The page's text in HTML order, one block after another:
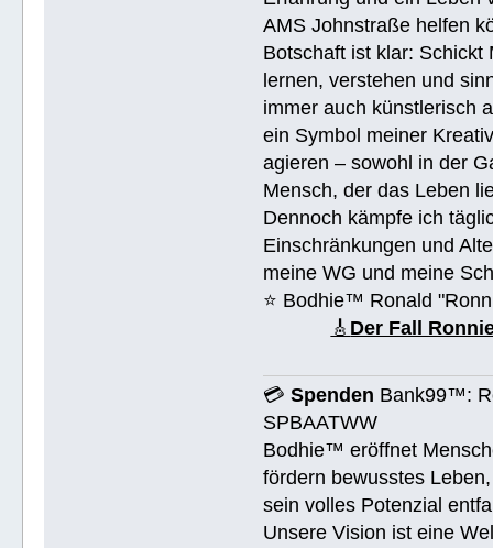
AMS Johnstraße helfen
Botschaft ist klar: Schickt
lernen, verstehen und
immer auch künstlerisch
ein Symbol meiner
agieren – sowohl in der
Mensch, der das Leben
Dennoch kämpfe ich
Einschränkungen und
meine WG und meine
⭐️ Bodhie™ Ronald
🎸 Der Fall
💳Spenden Bank99™:
SPBAATWW
Bodhie™ eröffnet
fördern bewusstes
sein volles Potenzial
Unsere Vision ist eine